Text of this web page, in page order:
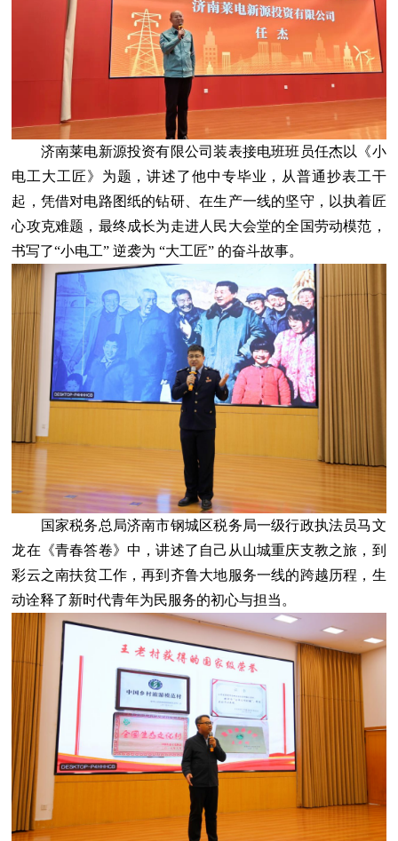
济南莱电新源投资有限公司装表接电班班员任杰以《小
电工大工匠》为题，讲述了他中专毕业，从普通抄表工干
起，凭借对电路图纸的钻研、在生产一线的坚守，以执着匠
心攻克难题，最终成长为走进人民大会堂的全国劳动模范，
书写了“小电工” 逆袭为 “大工匠” 的奋斗故事。
国家税务总局济南市钢城区税务局一级行政执法员马文
龙在《青春答卷》中，讲述了自己从山城重庆支教之旅，到
彩云之南扶贫工作，再到齐鲁大地服务一线的跨越历程，生
动诠释了新时代青年为民服务的初心与担当。